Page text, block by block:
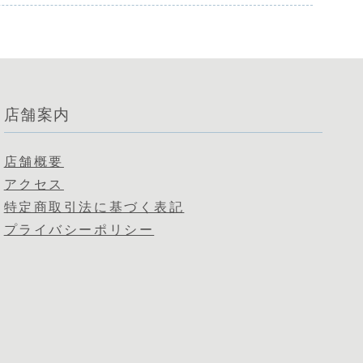
店舗案内
店舗概要
アクセス
特定商取引法に基づく表記
プライバシーポリシー